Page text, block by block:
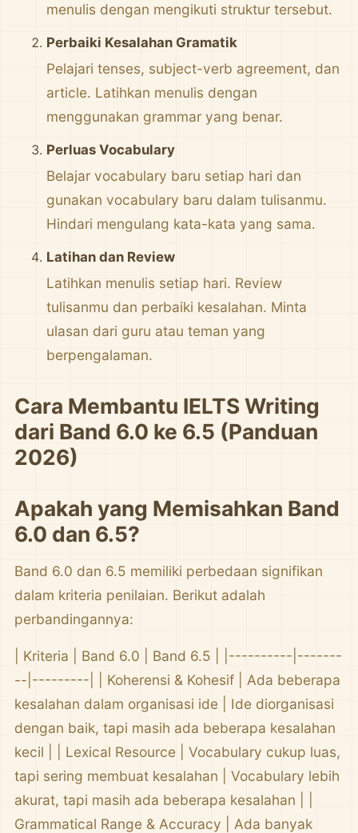
menulis dengan mengikuti struktur tersebut.
Perbaiki Kesalahan Gramatik
Pelajari tenses, subject-verb agreement, dan
article. Latihkan menulis dengan
menggunakan grammar yang benar.
Perluas Vocabulary
Belajar vocabulary baru setiap hari dan
gunakan vocabulary baru dalam tulisanmu.
Hindari mengulang kata-kata yang sama.
Latihan dan Review
Latihkan menulis setiap hari. Review
tulisanmu dan perbaiki kesalahan. Minta
ulasan dari guru atau teman yang
berpengalaman.
Cara Membantu IELTS Writing
dari Band 6.0 ke 6.5 (Panduan
2026)
Apakah yang Memisahkan Band
6.0 dan 6.5?
Band 6.0 dan 6.5 memiliki perbedaan signifikan
dalam kriteria penilaian. Berikut adalah
perbandingannya:
| Kriteria | Band 6.0 | Band 6.5 | |----------|-------
--|---------| | Koherensi & Kohesif | Ada beberapa
kesalahan dalam organisasi ide | Ide diorganisasi
dengan baik, tapi masih ada beberapa kesalahan
kecil | | Lexical Resource | Vocabulary cukup luas,
tapi sering membuat kesalahan | Vocabulary lebih
akurat, tapi masih ada beberapa kesalahan | |
Grammatical Range & Accuracy | Ada banyak